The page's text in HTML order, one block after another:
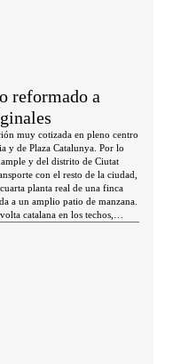
reformado a
muy cotizada en pleno centro
y de Plaza Catalunya. Por lo
y del distrito de Ciutat
con el resto de la ciudad,
a un amplio patio de manzana.
catalana en los techos,
un amplio salón y un comedor o
luminosa gracias a su
cuarto de baño en suite,
Las otras dos habitaciones están